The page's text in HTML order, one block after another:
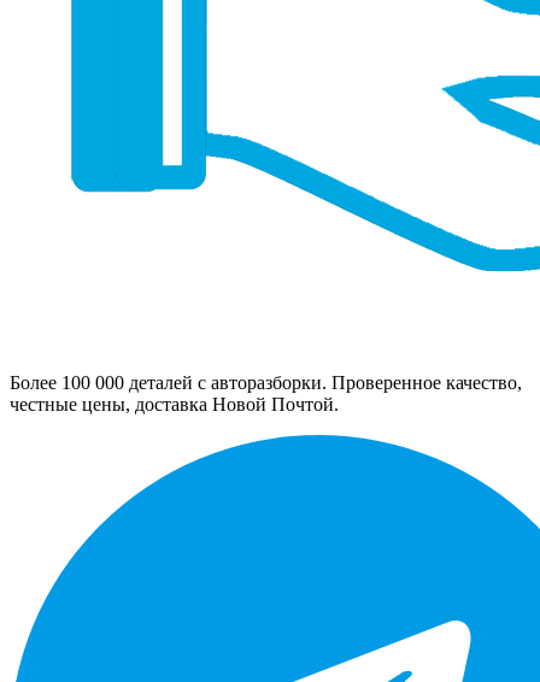
Более 100 000 деталей с авторазборки. Проверенное качество,
честные цены, доставка Новой Почтой.